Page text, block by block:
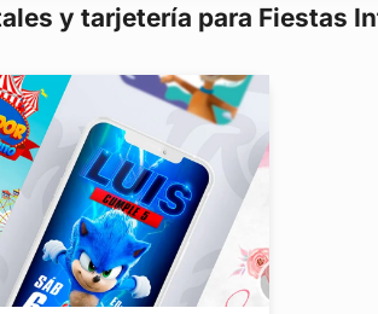
y tarjetería para Fiestas